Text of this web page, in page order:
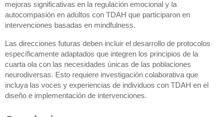
mejoras significativas en la regulación emocional y la
autocompasión en adultos con TDAH que participaron en
intervenciones basadas en mindfulness.
Las direcciones futuras deben incluir el desarrollo de protocolos
específicamente adaptados que integren los principios de la
cuarta ola con las necesidades únicas de las poblaciones
neurodiversas. Esto requiere investigación colaborativa que
incluya las voces y experiencias de individuos con TDAH en el
diseño e implementación de intervenciones.